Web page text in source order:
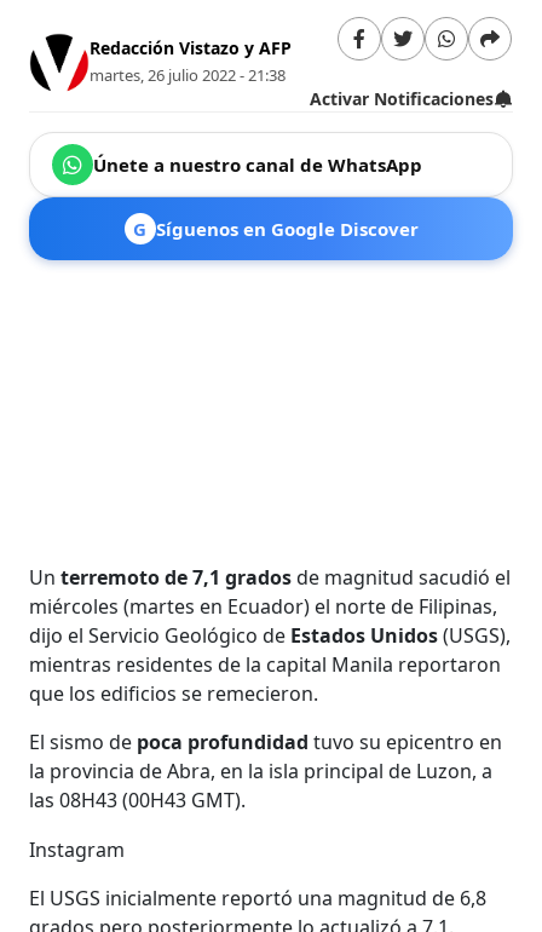
Redacción Vistazo y AFP
martes, 26 julio 2022 - 21:38
Activar Notificaciones
Únete a nuestro canal de WhatsApp
G Síguenos en Google Discover
Unterremoto de 7,1 gradosde magnitud sacudió el
miércoles (martes en Ecuador) el norte de Filipinas,
dijo el Servicio Geológico de Estados Unidos(USGS),
mientras residentes de la capital Manila reportaron
que los edificios se remecieron.
El sismo de poca profundidadtuvo su epicentro en
la provincia de Abra, en la isla principal de Luzon, a
las 08H43 (00H43 GMT).
Instagram
El USGS inicialmente reportó una magnitud de 6,8